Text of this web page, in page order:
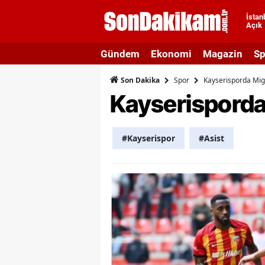
Açık
Gündem Ekonomi Magazin
Son Dakika Spor Kayserisporda
#Kayserispor #Asist